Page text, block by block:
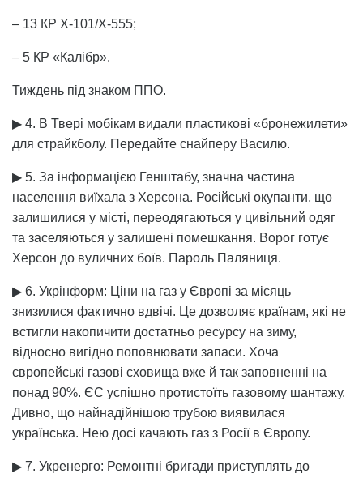
– 13 КР Х-101/Х-555;
– 5 КР «Калібр».
Тиждень під знаком ППО.
▶ 4. В Твері мобікам видали пластикові «бронежилети»
для страйкболу. Передайте снайперу Василю.
▶ 5. За інформацією Генштабу, значна частина
населення виїхала з Херсона. Російські окупанти, що
залишилися у місті, переодягаються у цивільний одяг
та заселяються у залишені помешкання. Ворог готує
Херсон до вуличних боїв. Пароль Паляниця.
▶ 6. Укрінформ: Ціни на газ у Європі за місяць
знизилися фактично вдвічі. Це дозволяє країнам, які не
встигли накопичити достатньо ресурсу на зиму,
відносно вигідно поповнювати запаси. Хоча
європейські газові сховища вже й так заповненні на
понад 90%. ЄС успішно протистоїть газовому шантажу.
Дивно, що найнадійнішою трубою виявилася
українська. Нею досі качають газ з Росії в Європу.
▶ 7. Укренерго: Ремонтні бригади приступлять до